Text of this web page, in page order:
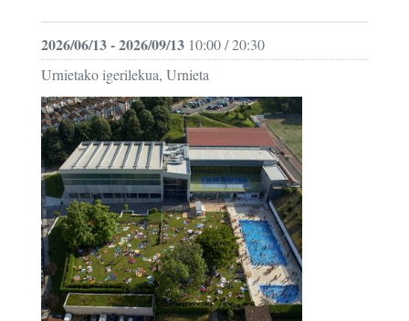
2026/06/13 - 2026/09/13 10:00 / 20:30
Urnietako igerilekua, Urnieta